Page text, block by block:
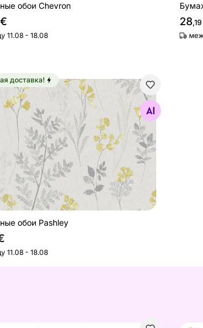
обои Chevron
€
11.08 - 18.08
28,19
обои Pashley
Найдите похожие
доставка!
обои Pashley
11.08 - 18.08